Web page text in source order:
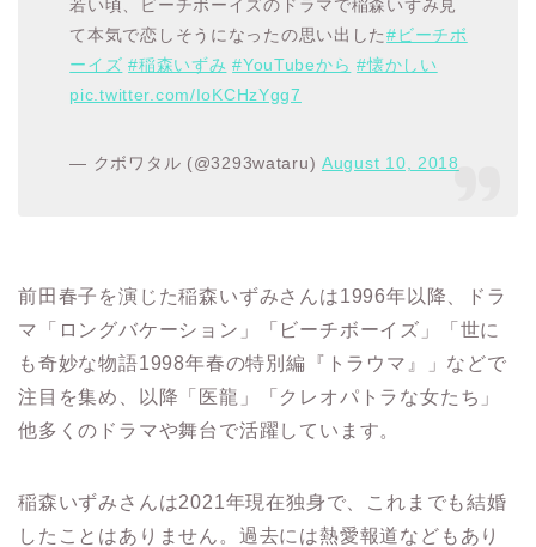
若い頃、ビーチボーイズのドラマで稲森いずみ見
て本気で恋しそうになったの思い出した#ビーチボ
ーイズ #稲森いずみ #YouTubeから #懐かしい
pic.twitter.com/IoKCHzYgg7
— クボワタル (@3293wataru)August 10, 2018
前田春子を演じた稲森いずみさんは1996年以降、ドラ
マ「ロングバケーション」「ビーチボーイズ」「世に
も奇妙な物語1998年春の特別編『トラウマ』」などで
注目を集め、以降「医龍」「クレオパトラな女たち」
他多くのドラマや舞台で活躍しています。
稲森いずみさんは2021年現在独身で、これまでも結婚
したことはありません。過去には熱愛報道などもあり